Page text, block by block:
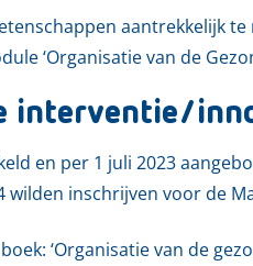
aantrekkelijk
‘Organisatie van de
interventie/
en per 1 juli 2023
wilden inschrijven voor de
‘Organisatie van de